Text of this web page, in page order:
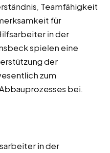
Teamfähigkeit
für
in der
spielen eine
der
zum
bei.
in der